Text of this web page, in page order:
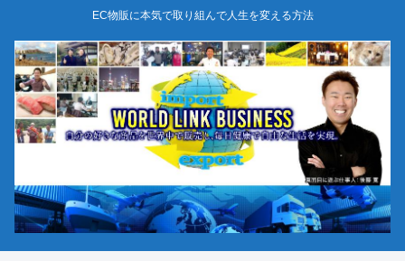
EC物販に本気で取り組んで人生を変える方法